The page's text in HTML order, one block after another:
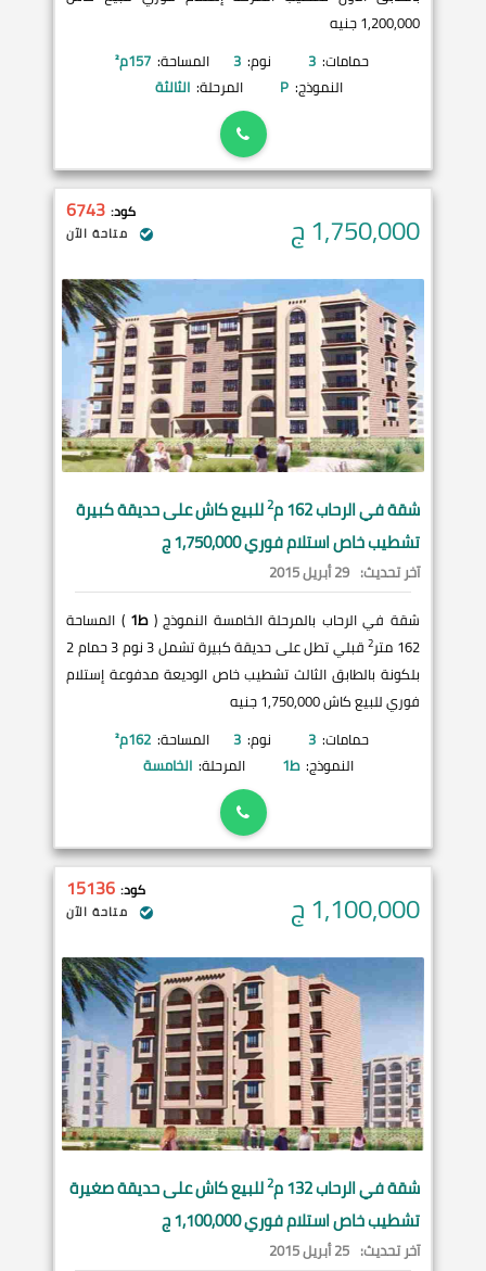
1,200,000 جنيه
حمامات: 3 نوم: 3 المساحة: 157م²
النموذج: P المرحلة: الثالثة
1,750,000ج كود: 6743
متاحة الآن
شقة فيالرحاب 2للبيع كاش على حديقة كبيرة
تشطيب خاص استلام فوري 1,750,000 ج
آخر تحديث: 29 أبريل 2015
شقة في الرحاب بالمرحلة الخامسة النموذج (ط1 ) المساحة
162 متر
2
قبلي تطل على حديقة كبيرة تشمل 3 نوم 3 حمام 2
بلكونة بالطابق الثالث تشطيب خاص الوديعة مدفوعة إستلام
فوري للبيع كاش 1,750,000 جنيه
حمامات: 3 نوم: 3 المساحة: 162م²
النموذج: ط1 المرحلة: الخامسة
1,100,000ج كود: 15136
متاحة الآن
شقة فيالرحاب 2للبيع كاش على حديقة صغيرة
تشطيب خاص استلام فوري 1,100,000 ج
آخر تحديث: 25 أبريل 2015